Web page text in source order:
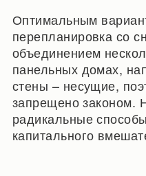
Оптимальным
перепланировка со
объединением
панельных домах,
стены – несущие,
запрещено законом.
радикальные
капитального